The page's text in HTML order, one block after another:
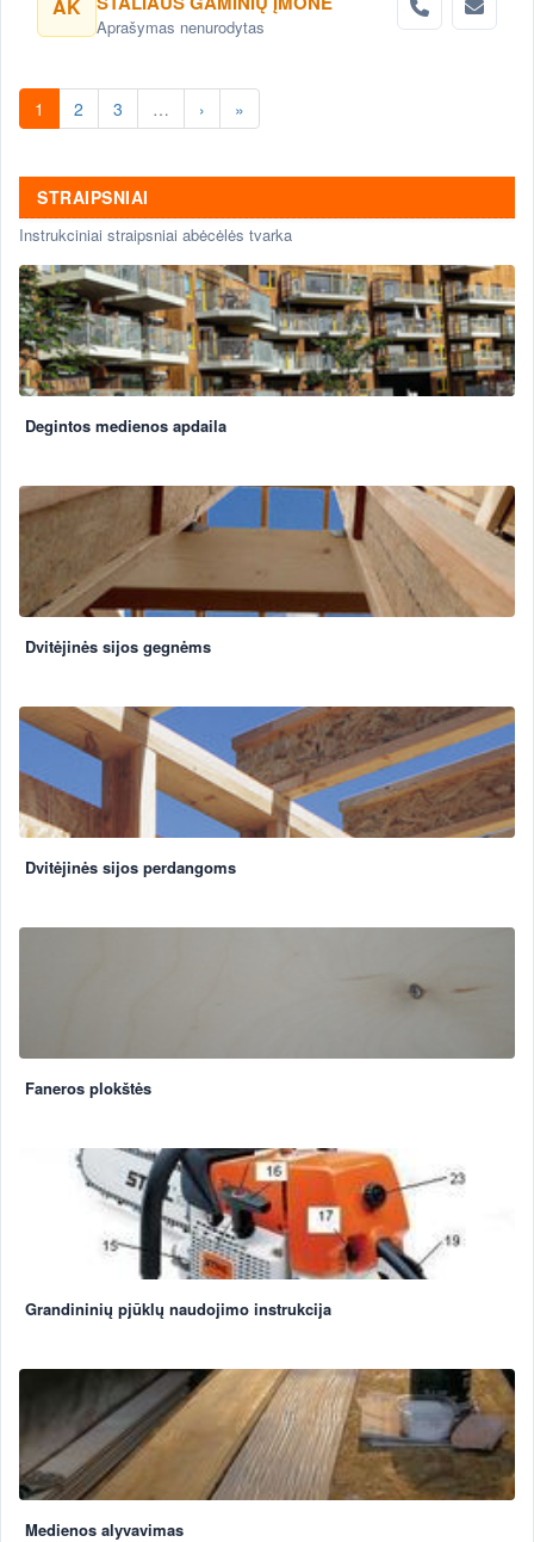
AK
Aprašymas nenurodytas
1 2 3 … › »
STRAIPSNIAI
Instrukciniai straipsniai abėcėlės tvarka
Degintos medienos apdaila
Dvitėjinės sijos gegnėms
Dvitėjinės sijos perdangoms
Faneros plokštės
Grandininių pjūklų naudojimo instrukcija
Medienos alyvavimas